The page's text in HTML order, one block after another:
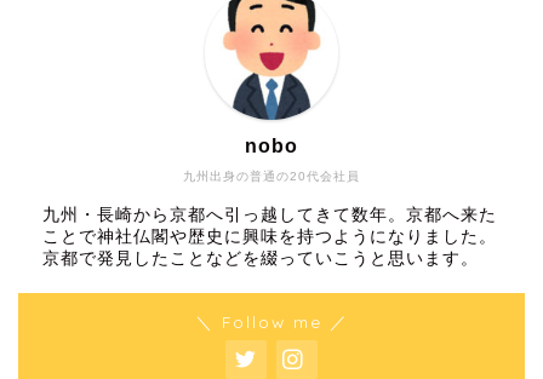
九州出身の普通の20代会社員
nobo
九州・長崎から京都へ引っ越してきて数年。京都へ来た
ことで神社仏閣や歴史に興味を持つようになりました。
京都で発見したことなどを綴っていこうと思います。
＼ Follow me ／